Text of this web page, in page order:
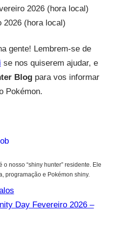
2026 (hora local)
2026 (hora local)
gente! Lembrem-se de
se nos quiserem ajudar, e
Blogpara vos informar
Pokémon.
o nosso “shiny hunter” residente. Ele
programação e Pokémon shiny.
Day Fevereiro 2026 –